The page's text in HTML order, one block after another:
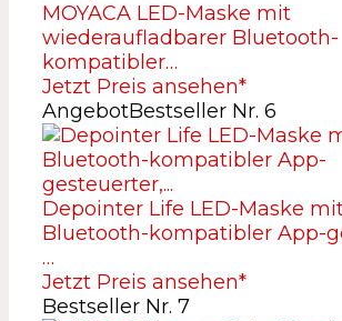
MOYACA LED-Maske mit
wiederaufladbarer Bluetooth-
kompatibler…
Jetzt Preis ansehen*
AngebotBestseller Nr. 6
Depointer Life LED-Maske
Bluetooth-kompatibler App-
…
Jetzt Preis ansehen*
Bestseller Nr. 7